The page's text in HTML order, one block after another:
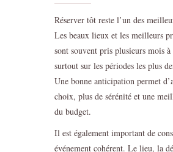
Réserver tôt reste l’un des
Les beaux lieux et les meilleurs
sont souvent pris plusieurs mois à
surtout sur les périodes les plus
Une bonne anticipation permet
choix, plus de sérénité et une
du budget.
Il est également important de
événement cohérent. Le lieu, la